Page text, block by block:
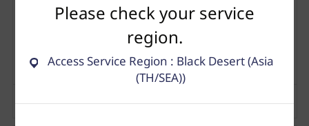
8
อ้างอิง แจ้งปัญหา
Please check your service
region.
Access Service Region : Black Desert (Asia
(TH/SEA))